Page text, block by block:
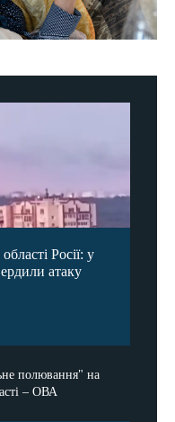
Росії: у
атаку
полювання" на
– ОВА